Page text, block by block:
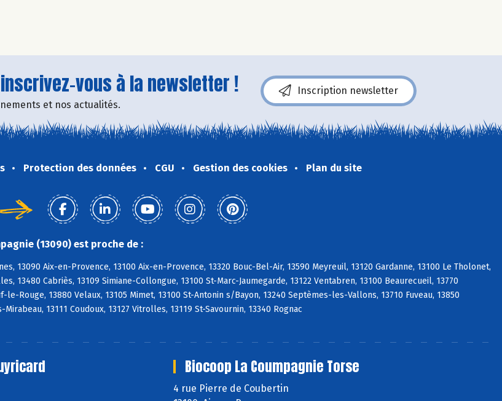
vous à la newsletter !
et nos actualités.
Inscription newsletter
Protection des données CGU Gestion des cookies Plan du site
(13090) est proche de :
13090 Aix-en-Provence, 13100 Aix-en-Provence, 13320 Bouc-Bel-Air, 13590 Meyreuil, 13120 Gardanne, 13100 Le Tholonet,
13480 Cabriès, 13109 Simiane-Collongue, 13100 St-Marc-Jaumegarde, 13122 Ventabren, 13100 Beaurecueil, 13770
le-Rouge, 13880 Velaux, 13105 Mimet, 13100 St-Antonin s/Bayon, 13240 Septèmes-les-Vallons, 13710 Fuveau, 13850
Mirabeau, 13111 Coudoux, 13127 Vitrolles, 13119 St-Savournin, 13340 Rognac
Biocoop La Coumpagnie Torse
4 rue Pierre de Coubertin